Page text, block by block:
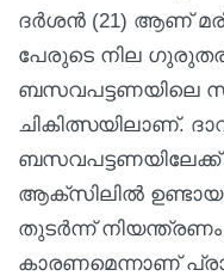
ദർശൻ (21) ആണ്
പേരുടെ നില
ബസവപട്ടണയിലെ
ചികിത്സയിലാണ്.
ആക്‌സിലിൽ ഉണ്ടായ
തുടർന്ന്
കാരണമെന്നാണ്